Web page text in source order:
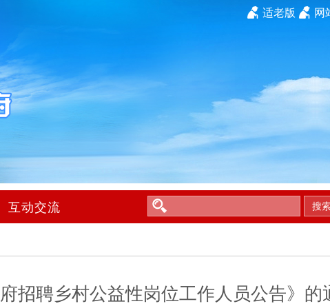
网
适老版
互动交流 搜
招聘乡村公益性岗位工作人员公告》的